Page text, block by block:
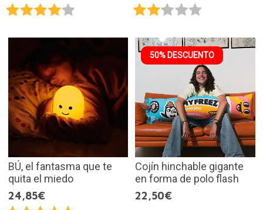
BÚ, el fantasma que te
quita el miedo
24,85€
50% DESCUENTO
Cojín hinchable gigante
en forma de polo flash
22,50€